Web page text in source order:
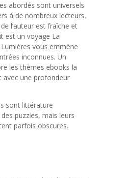
abordés sont universels
à de nombreux lecteurs,
l’auteur est fraîche et
est un voyage La
vous emmène
inconnues. Un
les thèmes ebooks la
avec une profondeur
sont littérature
puzzles, mais leurs
parfois obscures.